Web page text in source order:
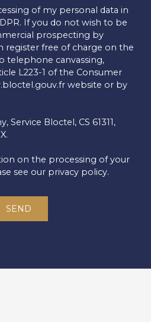
of my personal data in
If you do not wish to be
prospecting by
register free of charge on the
telephone canvassing,
L223-1 of the Consumer
website or by
Service Bloctel, CS 61311,
on the processing of your
see our privacy policy.
SEND